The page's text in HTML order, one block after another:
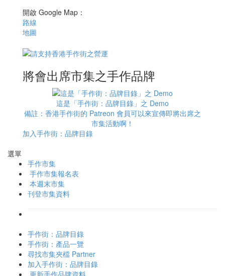
開啟 Google Map：
路線
地圖
將會出席市集之手作品牌
這是「手作街：品牌目錄」之 Demo
備註：香港手作街的 Patreon 會員可以來宣傳即將出席之
市集活動啊！
加入手作街：品牌目錄
選單
手作市集
手作市集報名表
本週末市集
刊登市集資料
手作街：品牌目錄
手作街：產品一覽
尋找市集夾檔 Partner
加入手作街：品牌目錄